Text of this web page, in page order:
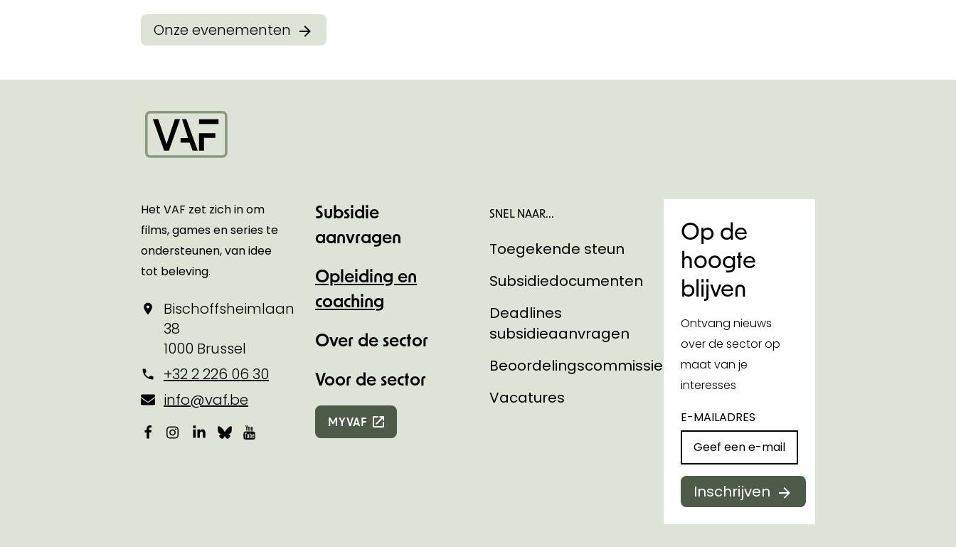
Onze evenementen
Het VAF zet zich in om
films, games en series te
ondersteunen, van idee
tot beleving.
Bischoffsheimlaan
38
1000 Brussel
+32 2 226 06 30
info@vaf.be
Facebook
Instagram
LinkedIn
BlueskyYouTube
Subsidie
aanvragen
Opleiding en
coaching
Over de sector
Voor de sector
MYVAF
SNEL NAAR...
Toegekende steun
Subsidiedocumenten
Deadlines
subsidieaanvragen
Beoordelingscommissies
Vacatures
Op de
hoogte
blijven
Ontvang nieuws
over de sector op
maat van je
interesses
E-MAILADRES
Inschrijven